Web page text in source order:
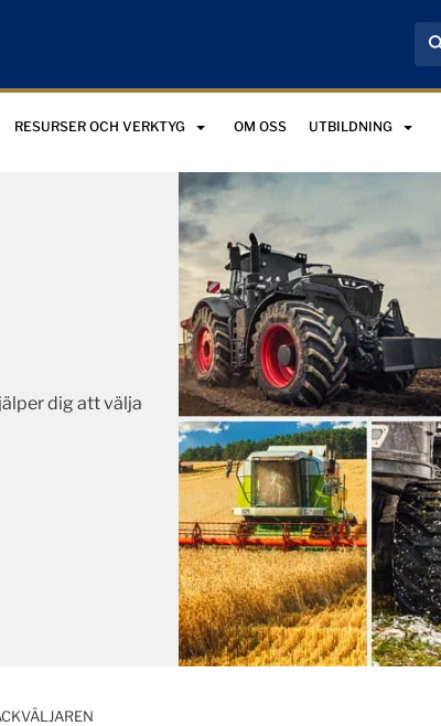
RESURSER OCH VERKTYG OM OSS UTBILDNING
dig att välja